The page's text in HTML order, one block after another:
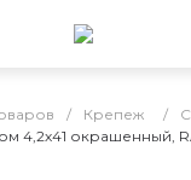
/ Крепеж /
4,2х41 окрашенный,